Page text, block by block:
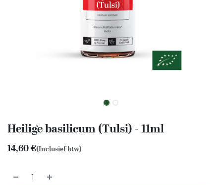
Heilige basilicum (Tulsi) - 11ml
14,60€(Inclusief btw)